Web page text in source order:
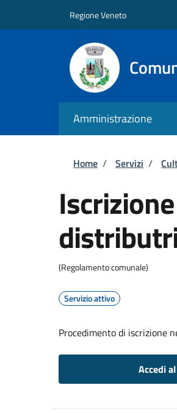
Regione Veneto
Amministrazione
Briciole
Home / Servizi /
(Regolamento comunale)
Servizio attivo
Procedimento di iscrizione
Accedi